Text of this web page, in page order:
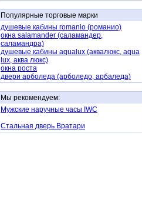
Популярные торговые марки
душевые кабины romanio (романио)
окна salamander (саламандер,
саламандра)
душевые кабины aqualux (аквалюкс, aqua
lux, аква люкс)
окна роста
двери арболеда (арболедо, арбаледа)
Мы рекомендуем:
Мужские наручные часы IWC
Стальная дверь Вратари